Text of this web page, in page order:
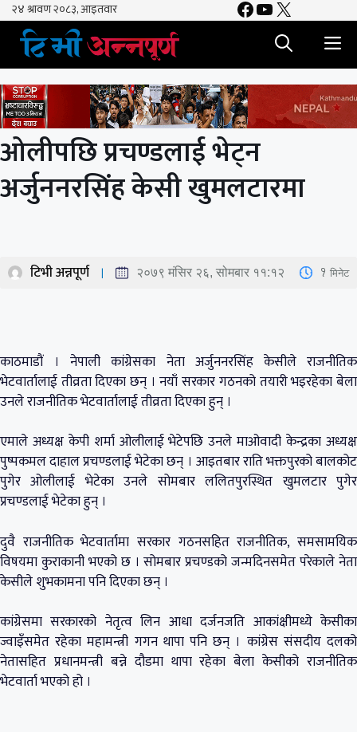
Skip
content
Facebook
YouTube
X
ओलीपछि प्रचण्डलाई भेट्न
अर्जुननरसिंह केसी खुमलटारमा
टिभी अन्नपूर्ण २०७९ मंसिर २६, सोमबार ११:१२ 1 मिनेट
काठमाडौं । नेपाली कांग्रेसका नेता अर्जुननरसिंह केसीले राजनीतिक
भेटवार्तालाई तीव्रता दिएका छन् । नयाँ सरकार गठनको तयारी भइरहेका बेला
उनले राजनीतिक भेटवार्तालाई तीव्रता दिएका हुन् ।
एमाले अध्यक्ष केपी शर्मा ओलीलाई भेटेपछि उनले माओवादी केन्द्रका अध्यक्ष
पुष्पकमल दाहाल प्रचण्डलाई भेटेका छन् । आइतबार राति भक्तपुरको बालकोट
पुगेर ओलीलाई भेटेका उनले सोमबार ललितपुरस्थित खुमलटार पुगेर
प्रचण्डलाई भेटेका हुन् ।
दुवै राजनीतिक भेटवार्तामा सरकार गठनसहित राजनीतिक, समसामयिक
विषयमा कुराकानी भएको छ । सोमबार प्रचण्डको जन्मदिनसमेत परेकाले नेता
केसीले शुभकामना पनि दिएका छन् ।
कांग्रेसमा सरकारको नेतृत्व लिन आधा दर्जनजति आकांक्षीमध्ये केसीका
ज्वाइँसमेत रहेका महामन्त्री गगन थापा पनि छन् । कांग्रेस संसदीय दलको
नेतासहित प्रधानमन्त्री बन्ने दौडमा थापा रहेका बेला केसीको राजनीतिक
भेटवार्ता भएको हो ।